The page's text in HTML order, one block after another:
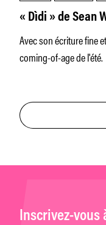
« Dìdi » de Sean
Avec son écriture fine
coming-of-age de l'été.
Inscrivez-vous